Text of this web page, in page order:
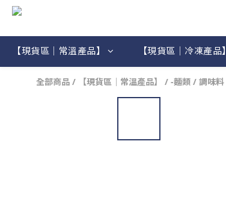
【現貨區｜常溫產品】 【現貨區｜冷凍產品】
全部商品 / 【現貨區｜常溫產品】 / -麵類 / 調味料